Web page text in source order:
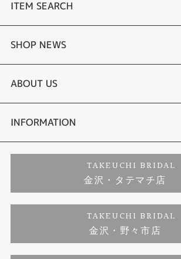
ITEM SEARCH
婚約指輪
結婚指輪
セットリング
婚約ネックレス
ダイヤモンド
ジュエリーリフォーム
SHOP NEWS
選ばれる理由まとめ
お客様の声
プロポーズサポート
ブランドリスト
福井指輪工房｜手作りペアリング
ABOUT US
会社概要
お客様の声
INFORMATION
プライバシーポリシー
TAKEUCHI BRIDAL
金沢・タテマチ店
TAKEUCHI BRIDAL
金沢・野々市店